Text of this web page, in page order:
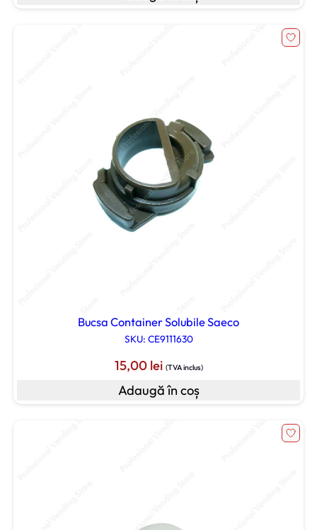
Bucsa Container Solubile Saeco
SKU: CE9111630
15,00 lei (TVA inclus)
Adaugă în coș